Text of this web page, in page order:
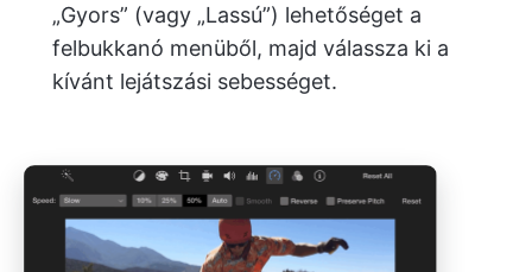
„Gyors” (vagy „Lassú”) lehetőséget a
felbukkanó menüből, majd válassza ki a
kívánt lejátszási sebességet.